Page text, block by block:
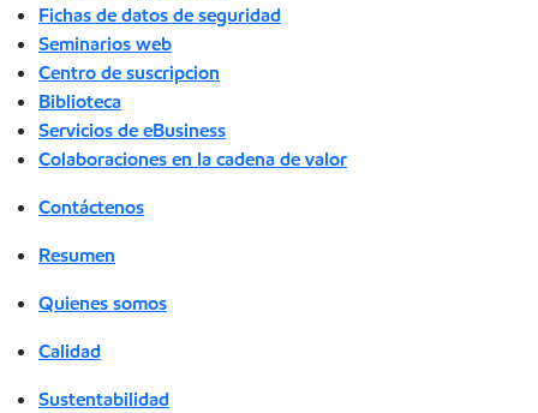
Fichas de datos de seguridad
Seminarios web
Centro de suscripcion
Biblioteca
Servicios de eBusiness
Colaboraciones en la cadena de valor
Contáctenos
Resumen
Quienes somos
Calidad
Sustentabilidad